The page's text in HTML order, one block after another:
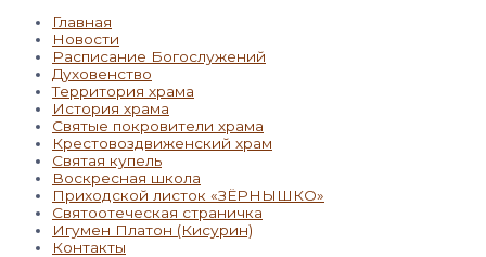
Главная
Новости
Расписание Богослужений
Духовенство
Территория храма
История храма
Святые покровители храма
Крестовоздвиженский храм
Святая купель
Воскресная школа
Приходской листок «ЗЁРНЫШКО»
Святоотеческая страничка
Игумен Платон (Кисурин)
Контакты